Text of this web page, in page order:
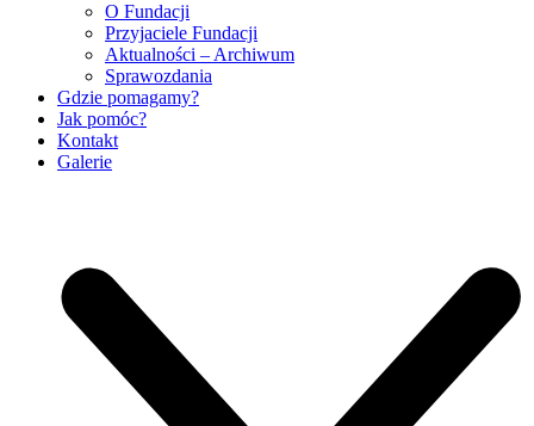
O Fundacji
Przyjaciele Fundacji
Aktualności – Archiwum
Sprawozdania
Gdzie pomagamy?
Jak pomóc?
Kontakt
Galerie